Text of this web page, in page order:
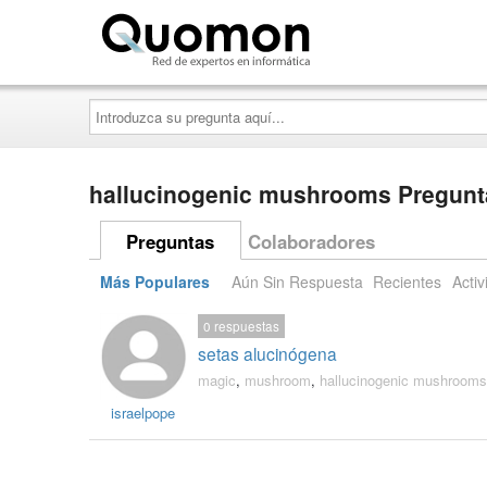
Introduzca
su
pregunta
aquí...
hallucinogenic mushrooms
Preguntas Colaboradores
Más Populares Aún Sin Respuesta Recientes
israelpope
setas alucinógena
0 respuestas
magic, mushroom, hallucinogenic mushrooms